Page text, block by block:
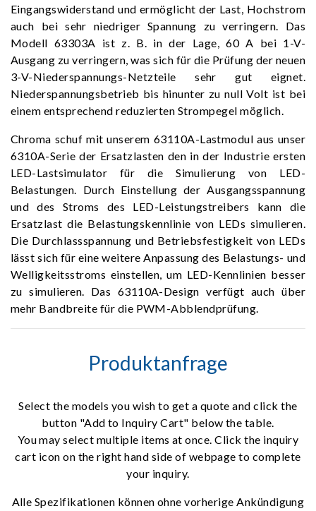
Eingangswiderstand und ermöglicht der Last, Hochstrom
auch bei sehr niedriger Spannung zu verringern. Das
Modell 63303A ist z. B. in der Lage, 60 A bei 1-V-
Ausgang zu verringern, was sich für die Prüfung der neuen
3-V-Niederspannungs-Netzteile sehr gut eignet.
Niederspannungsbetrieb bis hinunter zu null Volt ist bei
einem entsprechend reduzierten Strompegel möglich.
Chroma schuf mit unserem 63110A-Lastmodul aus unser
6310A-Serie der Ersatzlasten den in der Industrie ersten
LED-Lastsimulator für die Simulierung von LED-
Belastungen. Durch Einstellung der Ausgangsspannung
und des Stroms des LED-Leistungstreibers kann die
Ersatzlast die Belastungskennlinie von LEDs simulieren.
Die Durchlassspannung und Betriebsfestigkeit von LEDs
lässt sich für eine weitere Anpassung des Belastungs- und
Welligkeitsstroms einstellen, um LED-Kennlinien besser
zu simulieren. Das 63110A-Design verfügt auch über
mehr Bandbreite für die PWM-Abblendprüfung.
Produktanfrage
Select the models you wish to get a quote and click the
button "Add to Inquiry Cart" below the table.
You may select multiple items at once. Click the inquiry
cart icon on the right hand side of webpage to complete
your inquiry.
Alle Spezifikationen können ohne vorherige Ankündigung